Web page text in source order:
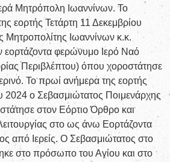
Μητρόπολη Ιωαννίνων. Το
εορτής Τετάρτη 11 Δεκεμβρίου
Μητροπολίτης Ιωαννίνων κ.κ.
εορτάζοντα φερώνυμο Ιερό Ναό
Περιβλέπτου) όπου χοροστάτησε
Το πρωί ανήμερα της εορτής
2024 ο Σεβασμιώτατος Ποιμενάρχης
στον Εόρτιο Όρθρο και
στο ως άνω Εορτάζοντα
από Ιερείς. Ο Σεβασμιώτατος στο
στο πρόσωπο του Αγίου και στο